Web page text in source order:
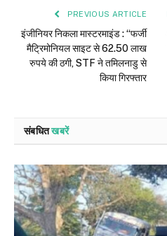
PREVIOUS ARTICLE
इंजीनियर निकला मास्टरमाइंड : “फर्जी
मैट्रिमोनियल साइट से 62.50 लाख
रुपये की ठगी, STF ने तमिलनाडु से
किया गिरफ्तार
संबधितखबरें